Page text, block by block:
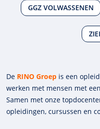
GGZ VOLWASSENEN
De RINO Groep is een
werken met mensen met
Samen met onze
opleidingen, cursussen en